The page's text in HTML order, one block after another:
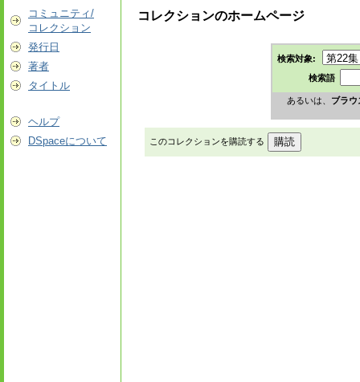
コミュニティ/
コレクション
発行日
著者
タイトル
ヘルプ
DSpaceについて
コレクションのホームページ
検索対象:
検索語
あるいは、 ブラウ
このコレクションを購読する